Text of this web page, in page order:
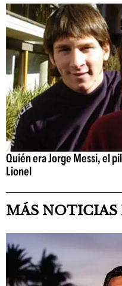
Quién era Jorge Messi, el
Lionel
MÁS NOTICIAS